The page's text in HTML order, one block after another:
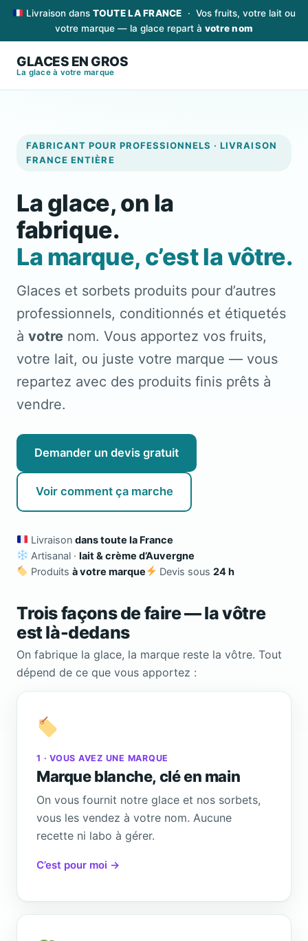
Aller Livraison dans TOUTE LA FRANCE · Vos fruits, votre lait ou
votre marque — la glace repart à votre nom
GLACES EN GROS
La glace à votre marque
FABRICANT POUR PROFESSIONNELS · LIVRAISON
FRANCE ENTIÈRE
La glace, on la
fabrique.
La marque, c’est la vôtre.
Glaces et sorbets produits pour d’autres
professionnels, conditionnés et étiquetés
à votre nom. Vous apportez vos fruits,
votre lait, ou juste votre marque — vous
repartez avec des produits finis prêts à
vendre.
Demander un devis gratuit
Voir comment ça marche
Livraison dans toute la France
Artisanal · lait & crème d’Auvergne
Produits à votre marque Devis sous 24 h
Trois façons de faire — la vôtre
est là-dedans
On fabrique la glace, la marque reste la vôtre. Tout
dépend de ce que vous apportez :
1 · VOUS AVEZ UNE MARQUE
Marque blanche, clé en main
On vous fournit notre glace et nos sorbets,
vous les vendez à votre nom. Aucune
recette ni labo à gérer.
C’est pour moi →